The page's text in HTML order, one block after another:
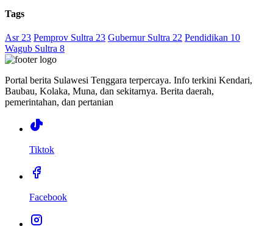
Tags
Asr 23 Pemprov Sultra 23 Gubernur Sultra 22 Pendidikan 10
Wagub Sultra 8
Portal berita Sulawesi Tenggara terpercaya. Info terkini Kendari,
Baubau, Kolaka, Muna, dan sekitarnya. Berita daerah,
pemerintahan, dan pertanian
Tiktok
Facebook